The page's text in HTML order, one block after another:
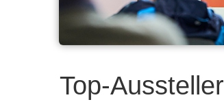
Top-Aussteller